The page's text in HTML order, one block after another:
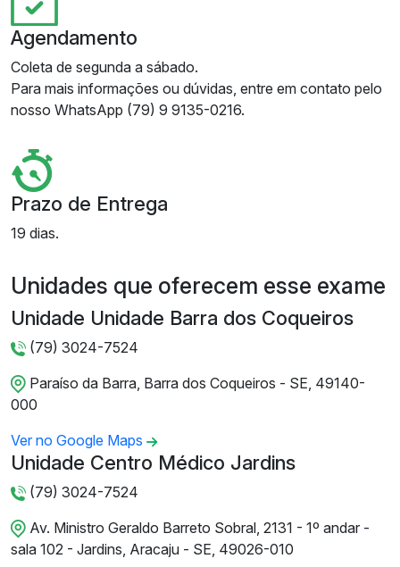
Agendamento
Coleta de segunda a sábado.
Para mais informações ou dúvidas, entre em contato pelo
nosso WhatsApp (79) 9 9135-0216.
Prazo de Entrega
19 dias.
Unidades que oferecem esse exame
Unidade Unidade Barra dos Coqueiros
(79) 3024-7524
Paraíso da Barra, Barra dos Coqueiros - SE, 49140-
000
Ver no Google Maps
Unidade Centro Médico Jardins
(79) 3024-7524
Av. Ministro Geraldo Barreto Sobral, 2131 - 1º andar -
sala 102 - Jardins, Aracaju - SE, 49026-010